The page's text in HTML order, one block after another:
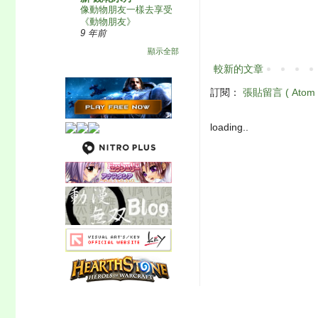
較新的文章
訂閱： 張貼留言 ( Atom
loading..
像動物朋友一樣去享受
《動物朋友》
9 年前
顯示全部